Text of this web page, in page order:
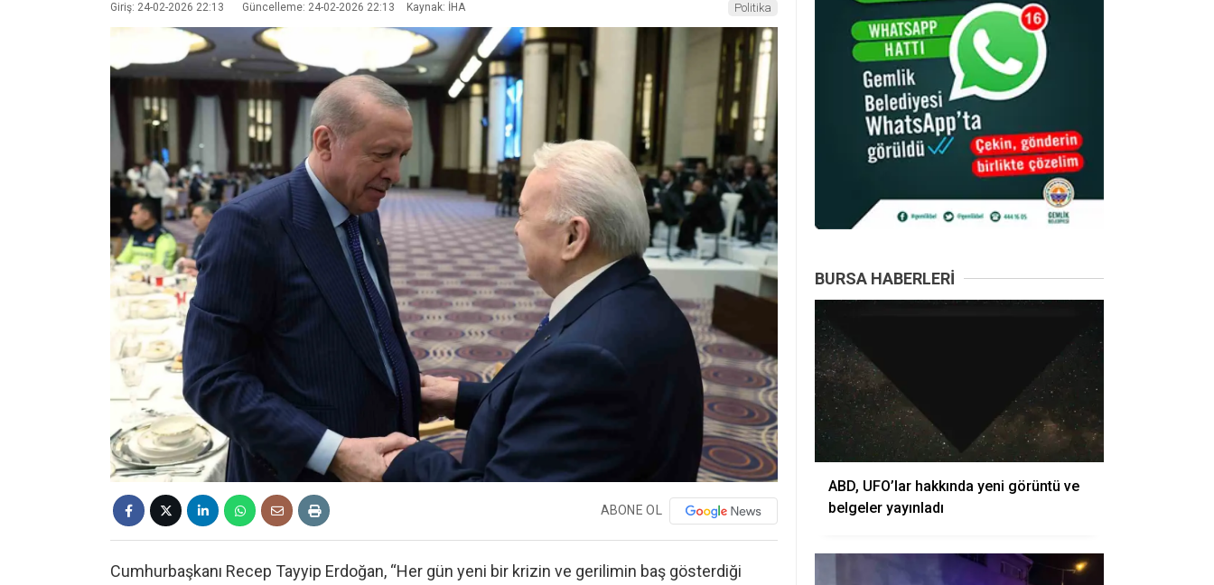
Giriş: 24-02-2026 22:13 Güncelleme: 24-02-2026 22:13 Kaynak: İHA Politika
ABONE OL
Cumhurbaşkanı Recep Tayyip Erdoğan, “Her gün yeni bir krizin ve gerilimin baş gösterdiği
BURSA HABERLERI
ABD, UFO’lar hakkında yeni görüntü ve
belgeler yayınladı